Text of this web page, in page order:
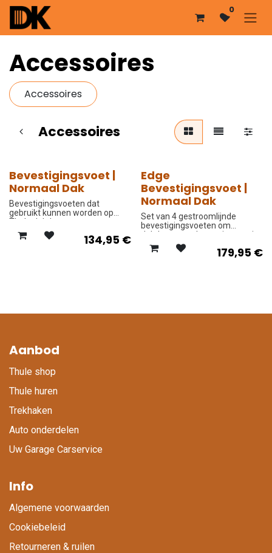
Overslaan naar inhoud 0
Accessoires
Accessoires
Accessoires
-10%
Bevestigingsvoet |
Normaal Dak
Bevestigingsvoeten dat
gebruikt kunnen worden op
Thule dakdragers.
134,95€
-10%
Edge
Bevestigingsvoet |
Normaal Dak
Set van 4 gestroomlijnde
bevestigingsvoeten om
dakdragers te bevestigen op je
auto.
179,95€
Aanbod
Thule shop
Thule huren
Trekhaken
Auto onderdelen
Uw Garage Carservice
Info
Algemene voorwaarden
Cookiebeleid
Retourneren & ruilen